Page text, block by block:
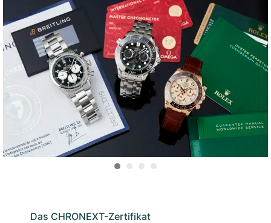
Das CHRONEXT-Zertifikat